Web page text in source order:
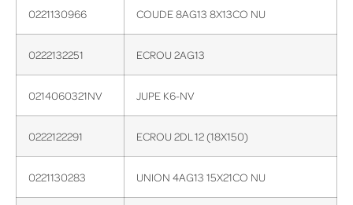
0221130966 COUDE 8AG13 8X13CO NU
0222132251 ECROU 2AG13
0214060321NV JUPE K6-NV
0222122291 ECROU 2DL 12 (18X150)
0221130283 UNION 4AG13 15X21CO NU